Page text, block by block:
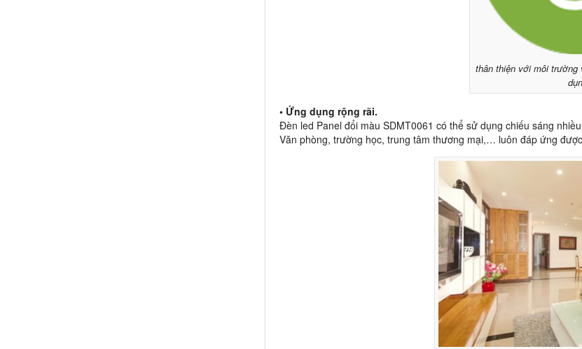
thân thiện với môi
• Ứng dụng rộng rãi.
Đèn led Panel đổi màu SDMT0061 có thể sử dụng chiếu sáng
Văn phòng, trường học, trung tâm thương mại,… luôn đáp ứng